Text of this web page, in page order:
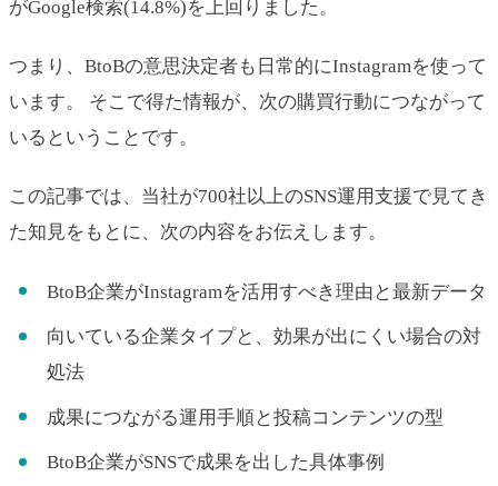
がGoogle検索(14.8%)を上回りました。
つまり、BtoBの意思決定者も日常的にInstagramを使って
います。 そこで得た情報が、次の購買行動につながって
いるということです。
この記事では、当社が700社以上のSNS運用支援で見てき
た知見をもとに、次の内容をお伝えします。
BtoB企業がInstagramを活用すべき理由と最新データ
向いている企業タイプと、効果が出にくい場合の対
処法
成果につながる運用手順と投稿コンテンツの型
BtoB企業がSNSで成果を出した具体事例